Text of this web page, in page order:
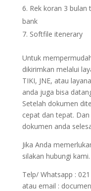
Rek koran 3 bulan
bank
Softfile itenerary
Untuk
dikirimkan melalui
TIKI, JNE, atau
anda juga bisa
Setelah dokumen
cepat dan tepat.
dokumen anda
Jika Anda
silakan hubungi kami.
Telp/ Whatsapp :
atau email :